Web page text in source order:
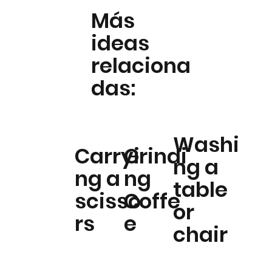
Más
ideas
relaciona
das:
Carryi
ng a
scisso
rs
Grindi
ng
Coffe
e
Washi
ng a
table
or
chair